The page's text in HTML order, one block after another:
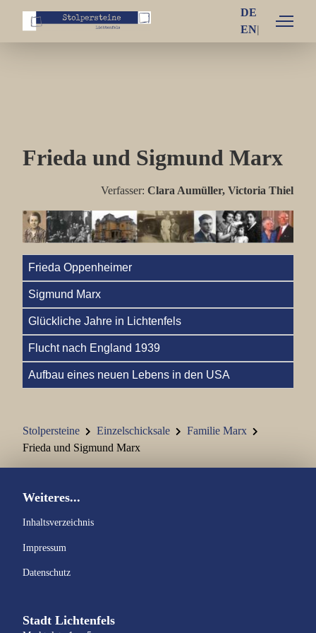
DE
EN
Familie Ludwig und Thea Bamberger
Familie Otto und Henriette Bamberger
Familie Blum
Familie Goldmeier
Familie Grünhut
Familie Hellmann
Familie Kohn
Familie Jenny und Semi Kraus
Johann Kraus
Familie Kronacher
Familie Marx
Familie Oppenheimer
Stolpersteine Einzelschicksale
Familie Marx
Frieda und Sigmund Marx
Frieda und Sigmund Marx
Verfasser: Clara Aumüller, Victoria Thiel
Frieda Oppenheimer
Sigmund Marx
Glückliche Jahre in Lichtenfels
Flucht nach England 1939
Aufbau eines neuen Lebens in den USA
Weiteres...
Inhaltsverzeichnis
Impressum
Datenschutz
Stadt Lichtenfels